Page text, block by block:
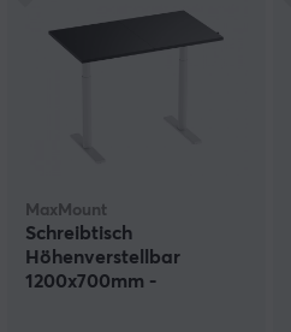
MaxMount
Schreibtisch
Höhenverstellbar
1200x700mm -